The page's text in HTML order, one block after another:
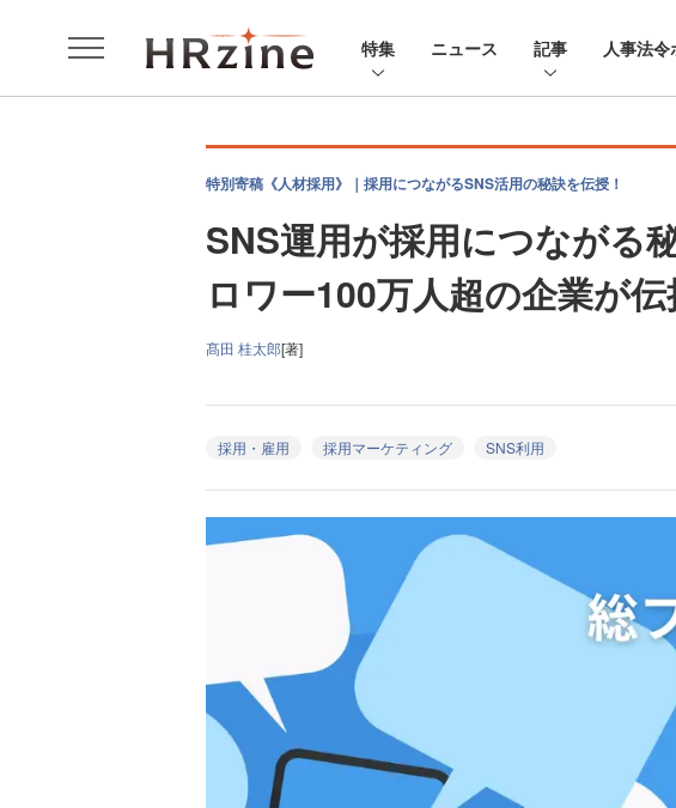
特集 ニュース 記事 人事法
特別寄稿《人材採用》｜採用につながるSNS活用の秘訣を伝授！
SNS運用が採用につながる
ロワー100万人超の企業が伝
髙田 桂太郎[著]
採用・雇用 採用マーケティング SNS利用